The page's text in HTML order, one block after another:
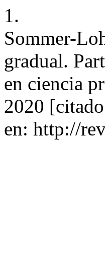
1.
Sommer-
gradual.
en ciencia
2020
en: http://